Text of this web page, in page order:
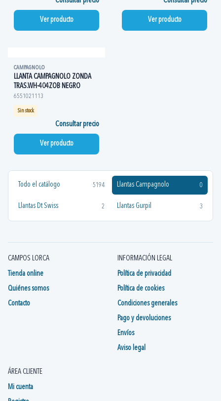
Todo el catálogo 5194 Llantas Campagnolo 0
Llantas Dt Swiss 2 Llantas Gurpil 3
Ver producto Ver producto
CAMPAGNOLO
LLANTA CAMPAGNOLO ZONDA
TRAS.WH-404ZOB NEGRO
6551021113
Sin stock
Consultar precio
Ver producto
CAMPOS LORCA
Tienda online
Quiénes somos
Contacto
INFORMACIÓN LEGAL
Política de privacidad
Política de cookies
Condiciones generales
Pago y devoluciones
Envíos
Aviso legal
ÁREA CLIENTE
Mi cuenta